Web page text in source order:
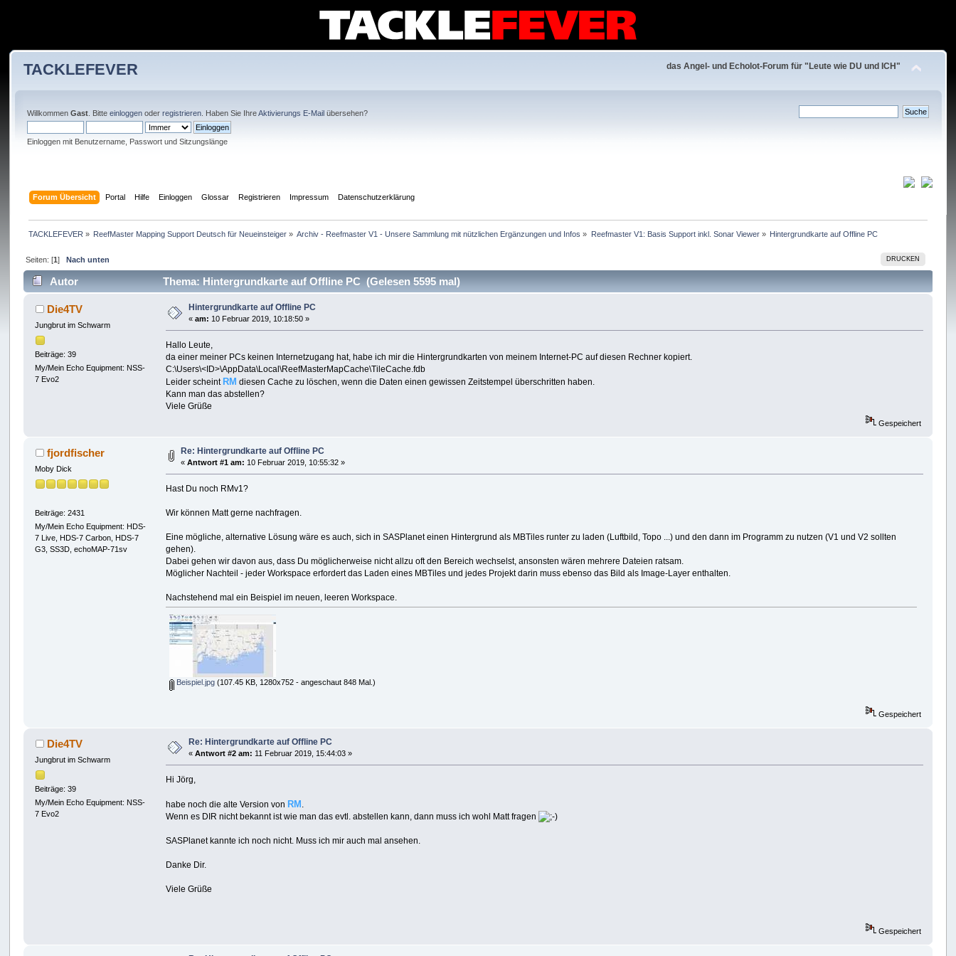
TACKLEFEVER das Angel- und Echolot-Forum für "Leute wie DU und ICH"
WillkommenGast . Bitteeinloggen oderregistrieren . Haben Sie IhreAktivierungs E-Mail übersehen?
Einloggen mit Benutzername, Passwort und Sitzungslänge
Forum Übersicht Portal Hilfe Einloggen Glossar Registrieren Impressum Datenschutzerklärung
TACKLEFEVER » ReefMaster Mapping Support Deutsch für Neueinsteiger » Archiv - Reefmaster V1 - Unsere Sammlung mit nützlichen Ergänzungen und Infos » Reefmaster V1: Basis Support inkl. Sonar Viewer» Hintergrundkarte auf Offline PC
DRUCKEN
Seiten: [1] Nach unten
Autor Thema: Hintergrundkarte auf Offline PC (Gelesen 5595 mal)
Die4TV
Jungbrut im Schwarm
Beiträge: 39
My/Mein Echo Equipment: NSS-
7 Evo2
Hintergrundkarte auf Offline PC
«am: 10 Februar 2019, 10:18:50 »
Hallo Leute,
da einer meiner PCs keinen Internetzugang hat, habe ich mir die Hintergrundkarten von meinem Internet-PC auf diesen Rechner kopiert.
C:\Users\<ID>\AppData\Local\ReefMasterMapCache\TileCache.fdb
Leider scheint RM diesen Cache zu löschen, wenn die Daten einen gewissen Zeitstempel überschritten haben.
Kann man das abstellen?
Viele Grüße
Gespeichert
fjordfischer
Moby Dick
Beiträge: 2431
My/Mein Echo Equipment: HDS-
7 Live, HDS-7 Carbon, HDS-7
G3, SS3D, echoMAP-71sv
Re: Hintergrundkarte auf Offline PC
«Antwort #1 am: 10 Februar 2019, 10:55:32 »
Hast Du noch RMv1?
Wir können Matt gerne nachfragen.
Eine mögliche, alternative Lösung wäre es auch, sich in SASPlanet einen Hintergrund als MBTiles runter zu laden (Luftbild, Topo ...) und den dann im Programm zu nutzen (V1 und V2 sollten
gehen).
Dabei gehen wir davon aus, dass Du möglicherweise nicht allzu oft den Bereich wechselst, ansonsten wären mehrere Dateien ratsam.
Möglicher Nachteil - jeder Workspace erfordert das Laden eines MBTiles und jedes Projekt darin muss ebenso das Bild als Image-Layer enthalten.
Nachstehend mal ein Beispiel im neuen, leeren Workspace.
Beispiel.jpg (107.45 KB, 1280x752 - angeschaut 848 Mal.)
Gespeichert
Die4TV
Jungbrut im Schwarm
Beiträge: 39
My/Mein Echo Equipment: NSS-
7 Evo2
Re: Hintergrundkarte auf Offline PC
«Antwort #2 am: 11 Februar 2019, 15:44:03 »
Hi Jörg,
habe noch die alte Version von RM .
Wenn es DIR nicht bekannt ist wie man das evtl. abstellen kann, dann muss ich wohl Matt fragen
SASPlanet kannte ich noch nicht. Muss ich mir auch mal ansehen.
Danke Dir.
Viele Grüße
Gespeichert